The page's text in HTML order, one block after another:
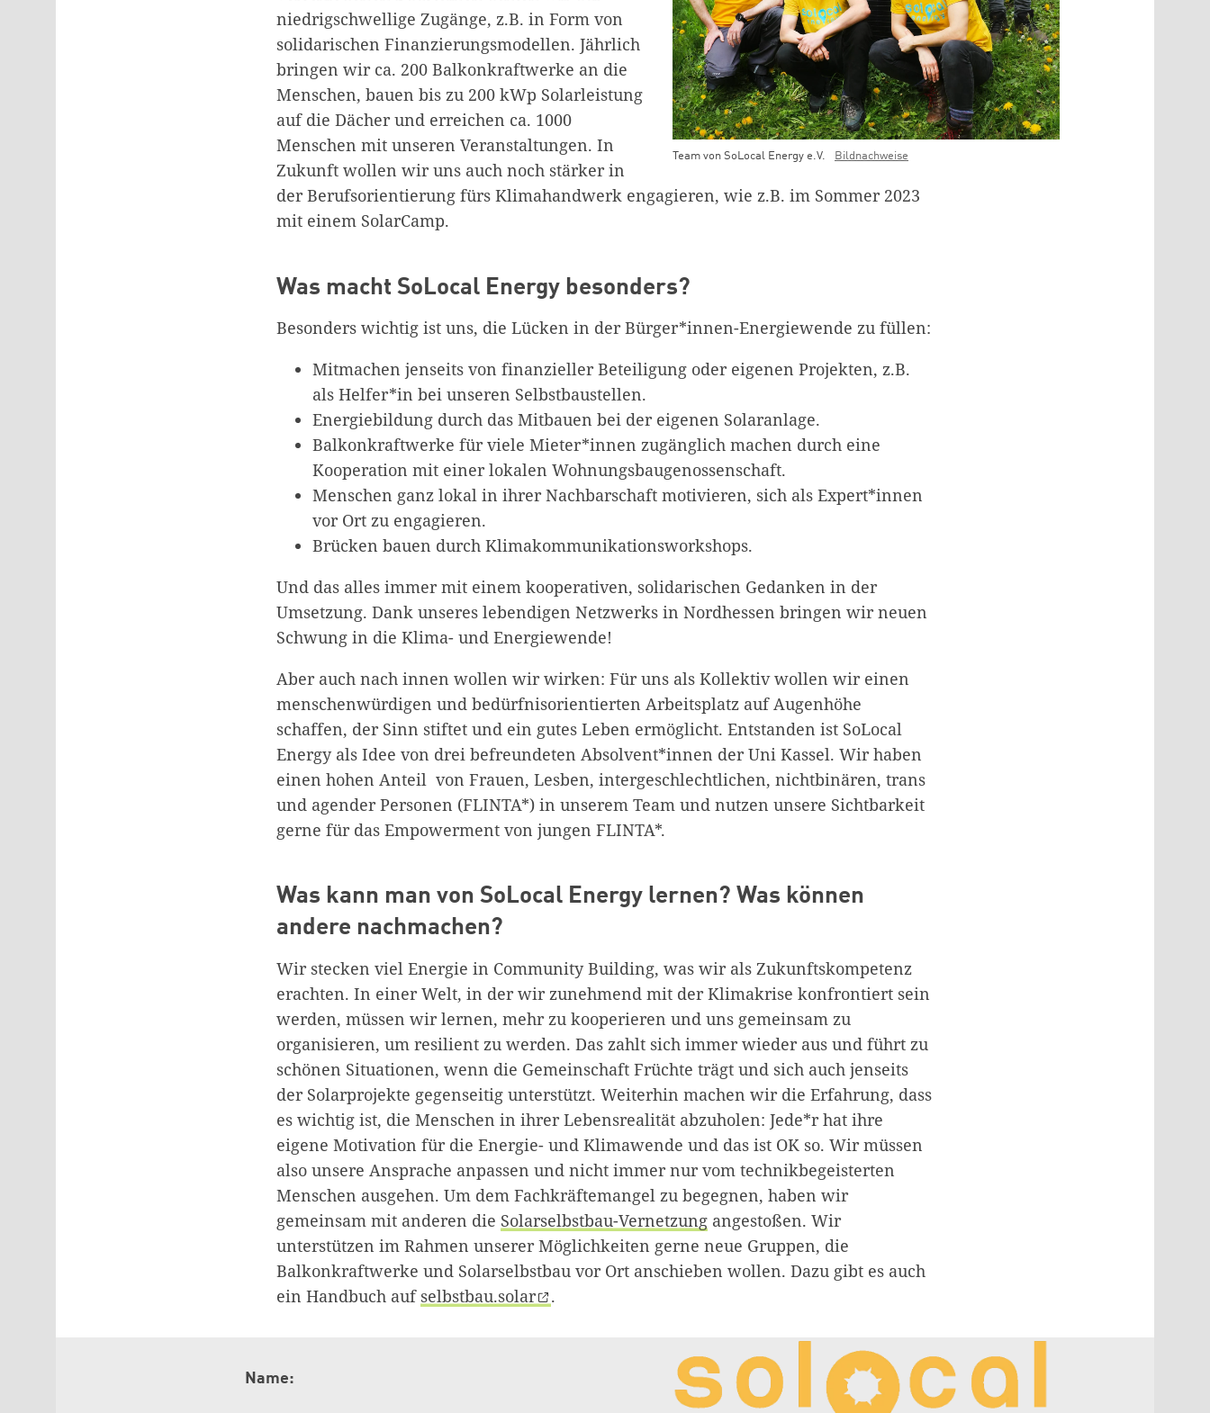
Team von SoLocal Energy e.V. Bildnachweise
niedrigschwellige Zugänge, z.B. in Form von
solidarischen Finanzierungsmodellen. Jährlich
bringen wir ca. 200 Balkonkraftwerke an die
Menschen, bauen bis zu 200 kWp Solarleistung
auf die Dächer und erreichen ca. 1000
Menschen mit unseren Veranstaltungen. In
Zukunft wollen wir uns auch noch stärker in
der Berufsorientierung fürs Klimahandwerk engagieren, wie z.B. im Sommer 2023
mit einem SolarCamp.
Was macht SoLocal Energy besonders?
Besonders wichtig ist uns, die Lücken in der Bürger*innen-Energiewende zu füllen:
Mitmachen jenseits von finanzieller Beteiligung oder eigenen Projekten, z.B.
als Helfer*in bei unseren Selbstbaustellen.
Energiebildung durch das Mitbauen bei der eigenen Solaranlage.
Balkonkraftwerke für viele Mieter*innen zugänglich machen durch eine
Kooperation mit einer lokalen Wohnungsbaugenossenschaft.
Menschen ganz lokal in ihrer Nachbarschaft motivieren, sich als Expert*innen
vor Ort zu engagieren.
Brücken bauen durch Klimakommunikationsworkshops.
Und das alles immer mit einem kooperativen, solidarischen Gedanken in der
Umsetzung. Dank unseres lebendigen Netzwerks in Nordhessen bringen wir neuen
Schwung in die Klima- und Energiewende!
Aber auch nach innen wollen wir wirken: Für uns als Kollektiv wollen wir einen
menschenwürdigen und bedürfnisorientierten Arbeitsplatz auf Augenhöhe
schaffen, der Sinn stiftet und ein gutes Leben ermöglicht. Entstanden ist SoLocal
Energy als Idee von drei befreundeten Absolvent*innen der Uni Kassel. Wir haben
einen hohen Anteil von Frauen, Lesben, intergeschlechtlichen, nichtbinären, trans
und agender Personen (FLINTA*) in unserem Team und nutzen unsere Sichtbarkeit
gerne für das Empowerment von jungen FLINTA*.
Was kann man von SoLocal Energy lernen? Was können
andere nachmachen?
Wir stecken viel Energie in Community Building, was wir als Zukunftskompetenz
erachten. In einer Welt, in der wir zunehmend mit der Klimakrise konfrontiert sein
werden, müssen wir lernen, mehr zu kooperieren und uns gemeinsam zu
organisieren, um resilient zu werden. Das zahlt sich immer wieder aus und führt zu
schönen Situationen, wenn die Gemeinschaft Früchte trägt und sich auch jenseits
der Solarprojekte gegenseitig unterstützt. Weiterhin machen wir die Erfahrung, dass
es wichtig ist, die Menschen in ihrer Lebensrealität abzuholen: Jede*r hat ihre
eigene Motivation für die Energie- und Klimawende und das ist OK so. Wir müssen
also unsere Ansprache anpassen und nicht immer nur vom technikbegeisterten
Menschen ausgehen. Um dem Fachkräftemangel zu begegnen, haben wir
gemeinsam mit anderen die Solarselbstbau-Vernetzung angestoßen. Wir
unterstützen im Rahmen unserer Möglichkeiten gerne neue Gruppen, die
Balkonkraftwerke und Solarselbstbau vor Ort anschieben wollen. Dazu gibt es auch
ein Handbuch auf selbstbau.solar .
Name:
Zum Warenkorb hinzugefügt:
weiter lesen Zum Warenkorb